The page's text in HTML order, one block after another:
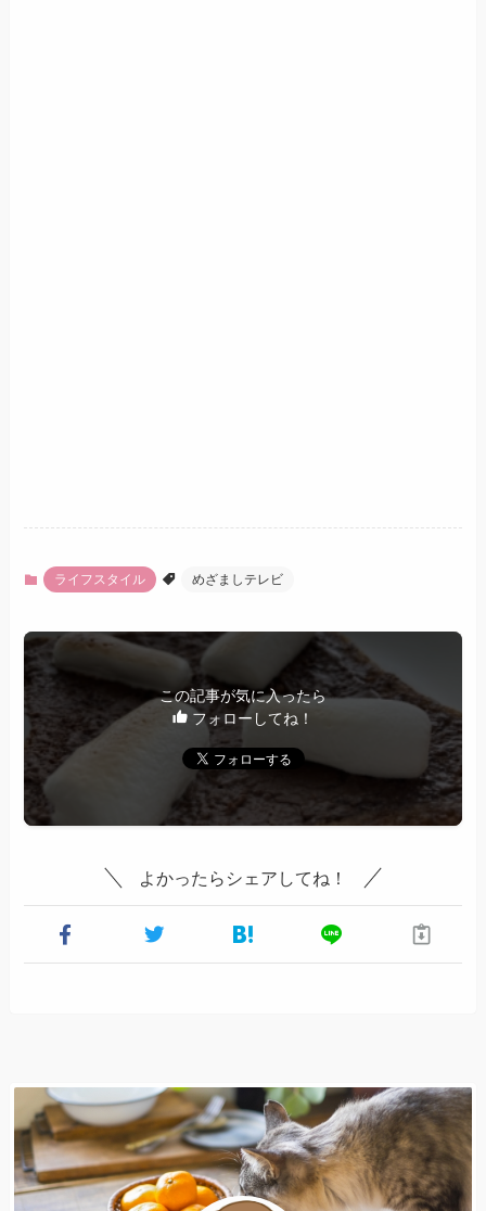
ライフスタイル めざましテレビ
この記事が気に入ったら
フォローしてね！
よかったらシェアしてね！